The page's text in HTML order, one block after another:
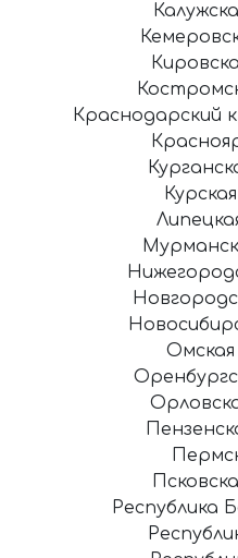
Краснодарский
Республика